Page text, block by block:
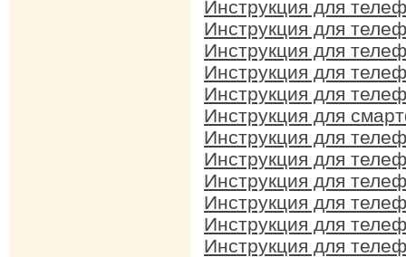
Инструкция для
Инструкция для
Инструкция для
Инструкция для
Инструкция для
Инструкция для
Инструкция для
Инструкция для
Инструкция для
Инструкция для
Инструкция для
Инструкция для